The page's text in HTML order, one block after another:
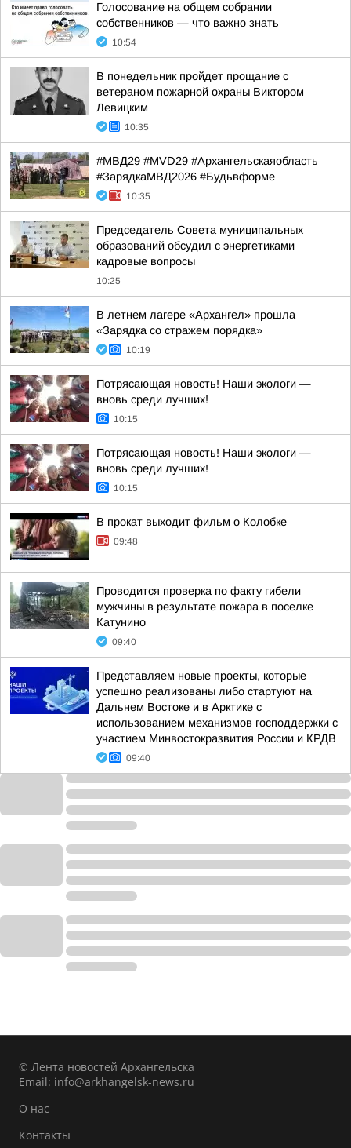
Голосование на общем собрании
собственников — что важно знать
10:54
В понедельник пройдет прощание с
ветераном пожарной охраны Виктором
Левицким
10:35
#МВД29 #MVD29 #Архангельскаяобласть
#ЗарядкаМВД2026 #Будьвформе
10:35
Председатель Совета муниципальных
образований обсудил с энергетиками
кадровые вопросы
10:25
В летнем лагере «Архангел» прошла
«Зарядка со стражем порядка»
10:19
Потрясающая новость! Наши экологи —
вновь среди лучших!
10:15
Потрясающая новость! Наши экологи —
вновь среди лучших!
10:15
В прокат выходит фильм о Колобке
09:48
Проводится проверка по факту гибели
мужчины в результате пожара в поселке
Катунино
09:40
Представляем новые проекты, которые
успешно реализованы либо стартуют на
Дальнем Востоке и в Арктике с
использованием механизмов господдержки с
участием Минвостокразвития России и КРДВ
09:40
© Лента новостей Архангельска
Email: info@arkhangelsk-news.ru
О нас
Контакты